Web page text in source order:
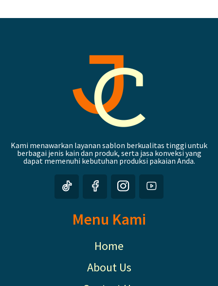
Kami menawarkan layanan sablon berkualitas tinggi untuk
berbagai jenis kain dan produk, serta jasa konveksi yang
dapat memenuhi kebutuhan produksi pakaian Anda.
Menu Kami
Home
About Us